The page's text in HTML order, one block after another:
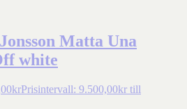
Matta Una
white
krPrisintervall: 9.500,00kr till